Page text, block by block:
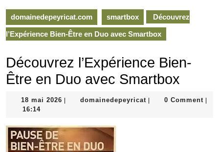
domainedepeyricat.com smartbox Découvrez
l’Expérience Bien-Être en Duo avec Smartbox
Découvrez l’Expérience Bien-
Être en Duo avec Smartbox
18 mai 2026 18| domainedepeyricat domainedepeyricat
| 0 Comment |
16:14